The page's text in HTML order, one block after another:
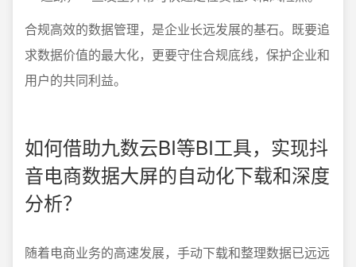
合规高效的数据管理，是企业长远发展的基石。既要追
求数据价值的最大化，更要守住合规底线，保护企业和
用户的共同利益。
如何借助九数云BI等BI工具，实现抖
音电商数据大屏的自动化下载和深度
分析？
随着电商业务的高速发展，手动下载和整理数据已远远